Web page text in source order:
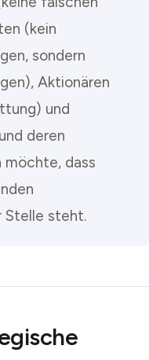
(kein
sondern
Aktionären
und
deren
möchte, dass
Stelle steht.